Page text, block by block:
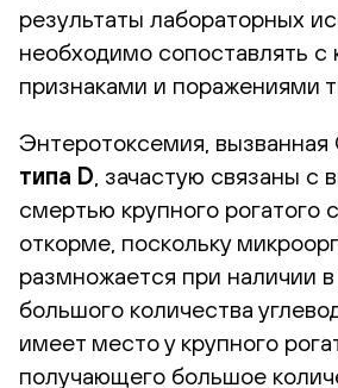
результаты лабораторных
необходимо сопоставлять с
признаками и поражениями
Энтеротоксемия, вызванная
типа D , зачастую связаны с
смертью крупного рогатого
откорме, поскольку
размножается при наличии
большого количества
имеет место у крупного
получающего большое